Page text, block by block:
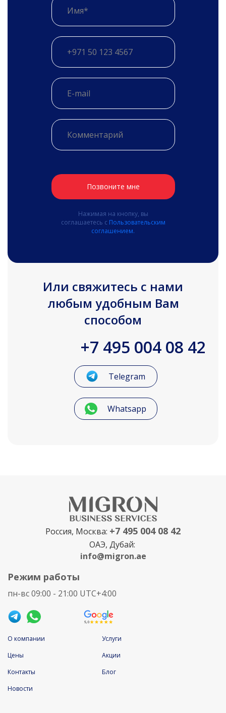
Позвоните мне
Нажимая на кнопку, вы
соглашаетесь с Пользовательским
соглашением.
Или свяжитесь с нами
любым удобным Вам
способом
Telegram
Whatsapp
+7 495 004 08 42
Россия, Москва: +7 495 004 08 42
ОАЭ, Дубай:
info@migron.ae
Режим работы
пн-вс 09:00 - 21:00 UTC+4:00
О компании
Цены
Контакты
Новости
Услуги
Акции
Блог